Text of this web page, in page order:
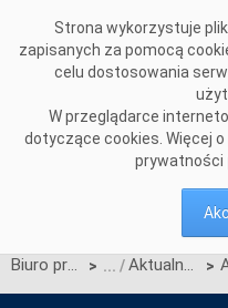
Strona wykorzystuje
zapisanych za pomocą
celu dostosowania
W przeglądarce
dotyczące cookies. Więcej
prywatności
Biuro prasowe > Aktualności >